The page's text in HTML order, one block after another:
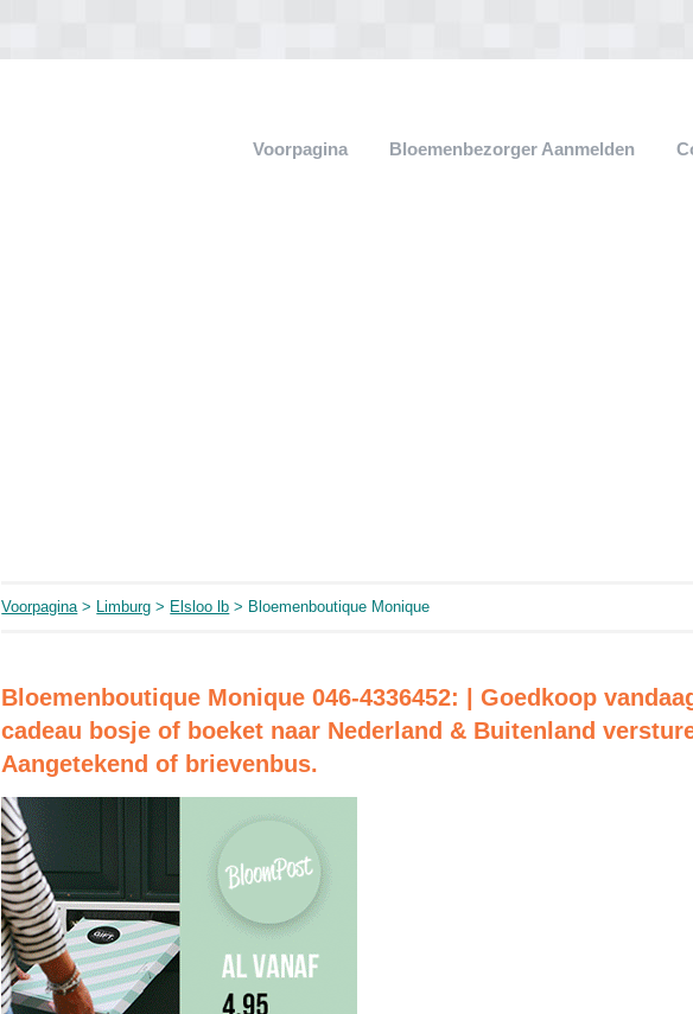
Voorpagina Bloemenbezorger Aanmelden
Voorpagina> Limburg > Elsloo lb > Bloemenboutique Monique
Bloemenboutique Monique 046-4336452: | Goedkoop
cadeau bosje of boeket naar Nederland & Buitenland
Aangetekend of brievenbus.